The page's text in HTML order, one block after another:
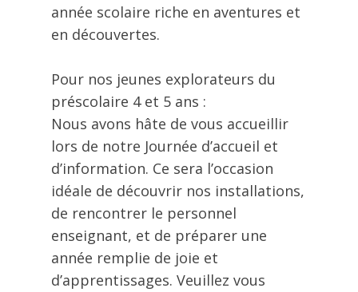
année scolaire riche en aventures et
en découvertes.
Pour nos jeunes explorateurs du
préscolaire 4 et 5 ans :
Nous avons hâte de vous accueillir
lors de notre Journée d’accueil et
d’information. Ce sera l’occasion
idéale de découvrir nos installations,
de rencontrer le personnel
enseignant, et de préparer une
année remplie de joie et
d’apprentissages. Veuillez vous